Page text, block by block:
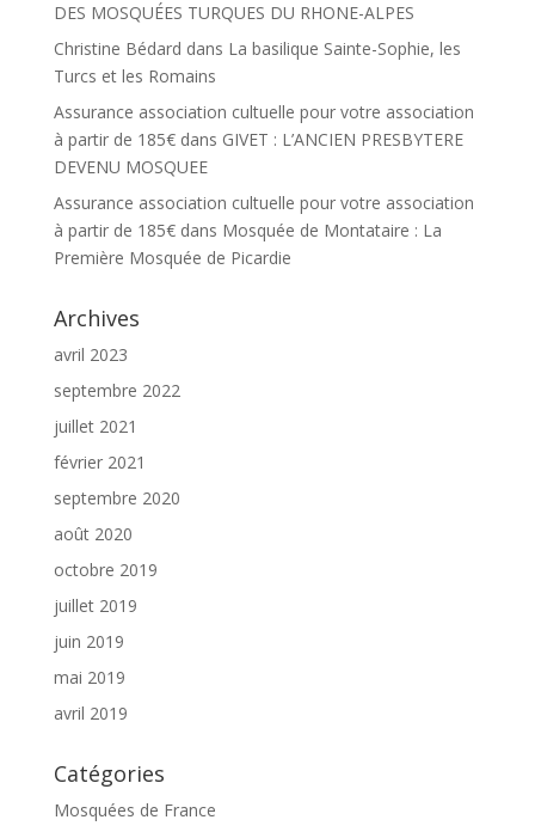
DES MOSQUÉES TURQUES DU RHONE-ALPES
Christine Bédard dans La basilique Sainte-Sophie, les
Turcs et les Romains
Assurance association cultuelle pour votre association
à partir de 185€dans GIVET : L’ANCIEN PRESBYTERE
DEVENU MOSQUEE
Assurance association cultuelle pour votre association
à partir de 185€dans Mosquée de Montataire : La
Première Mosquée de Picardie
Archives
avril 2023
septembre 2022
juillet 2021
février 2021
septembre 2020
août 2020
octobre 2019
juillet 2019
juin 2019
mai 2019
avril 2019
Catégories
Mosquées de France